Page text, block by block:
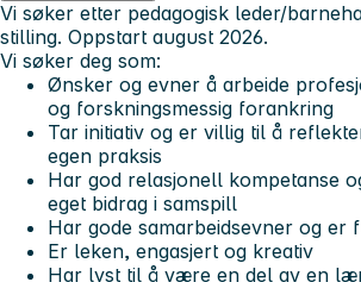
Vi søker etter pedagogisk leder/
stilling. Oppstart august 2026.
Vi søker deg som:
Ønsker og evner å arbeide
og forskningsmessig forankring
Tar initiativ og er villig til å
egen praksis
Har god relasjonell kompetanse
eget bidrag i samspill
Har gode samarbeidsevner og er
Er leken, engasjert og kreativ
Har lyst til å være en del av en